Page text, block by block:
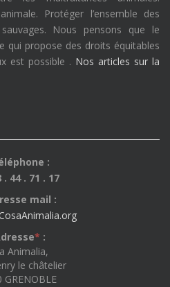
Protéger l’ensemble des
Nous pensons que le
qui propose des droits équitables
est possible . Nos articles sur la
:
. 44 . 71 . 17
mail :
* :
Animalia,
le châtelier
GRENOBLE